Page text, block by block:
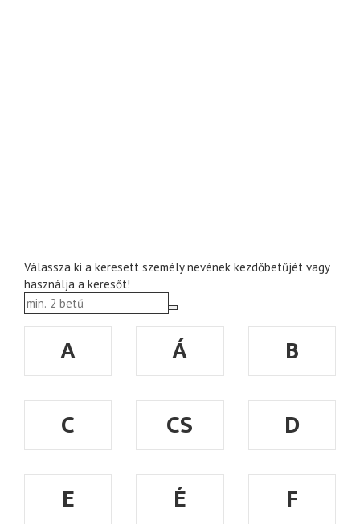
Válassza ki a keresett személy nevének kezdőbetűjét vagy
használja a keresőt!
A Á
B
C
CS
D
E
É F